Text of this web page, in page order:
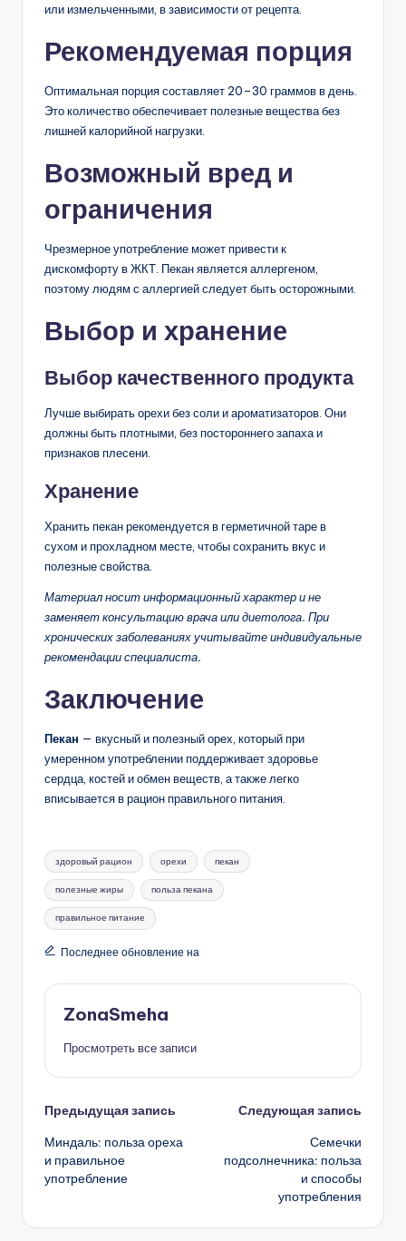
или измельченными, в зависимости от рецепта.
Рекомендуемая порция
Оптимальная порция составляет 20–30 граммов в день.
Это количество обеспечивает полезные вещества без
лишней калорийной нагрузки.
Возможный вред и
ограничения
Чрезмерное употребление может привести к
дискомфорту в ЖКТ. Пекан является аллергеном,
поэтому людям с аллергией следует быть осторожными.
Выбор и хранение
Выбор качественного продукта
Лучше выбирать орехи без соли и ароматизаторов. Они
должны быть плотными, без постороннего запаха и
признаков плесени.
Хранение
Хранить пекан рекомендуется в герметичной таре в
сухом и прохладном месте, чтобы сохранить вкус и
полезные свойства.
Материал носит информационный характер и не
заменяет консультацию врача или диетолога. При
хронических заболеваниях учитывайте индивидуальные
рекомендации специалиста.
Заключение
Пекан — вкусный и полезный орех, который при
умеренном употреблении поддерживает здоровье
сердца, костей и обмен веществ, а также легко
вписывается в рацион правильного питания.
Метки:
здоровый рацион орехи пекан
полезные жиры польза пекана
правильное питание
Последнее обновление на
ZonaSmeha
Просмотреть все записи
Навигация
записи
Предыдущая запись
Миндаль: польза ореха
и правильное
употребление
Следующая запись
Семечки
подсолнечника: польза
и способы
употребления